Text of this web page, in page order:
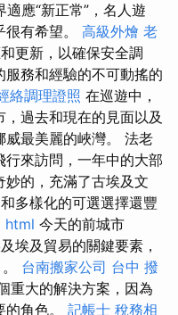
應“新正常”，名人遊
有希望。 高級外燴 老
更新，以確保安全調
務和經驗的不可動搖的
絡調理證照 在巡遊中，
過去和現在的見面以及
威最美麗的峽灣。 法老
來訪問，一年中的大部
的，充滿了古埃及文
多樣化的可選選擇還豐
html 今天的前城市
埃及貿易的關鍵要素，
台南搬家公司 台中 撥
重大的解決方案，因為
角色。 記帳士 稅務相